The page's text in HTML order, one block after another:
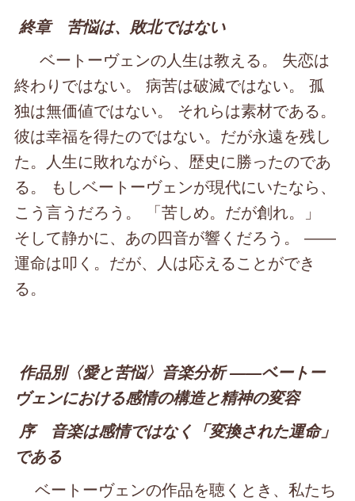
終章 苦悩は、敗北ではない
ベートーヴェンの人生は教える。 失恋は
終わりではない。 病苦は破滅ではない。 孤
独は無価値ではない。 それらは素材である。
彼は幸福を得たのではない。だが永遠を残し
た。人生に敗れながら、歴史に勝ったのであ
る。 もしベートーヴェンが現代にいたなら、
こう言うだろう。 「苦しめ。だが創れ。」
そして静かに、あの四音が響くだろう。 ――
運命は叩く。だが、人は応えることができ
る。
作品別〈愛と苦悩〉音楽分析 ――ベートー
ヴェンにおける感情の構造と精神の変容
序 音楽は感情ではなく「変換された運命」
である
ベートーヴェンの作品を聴くとき、私たち